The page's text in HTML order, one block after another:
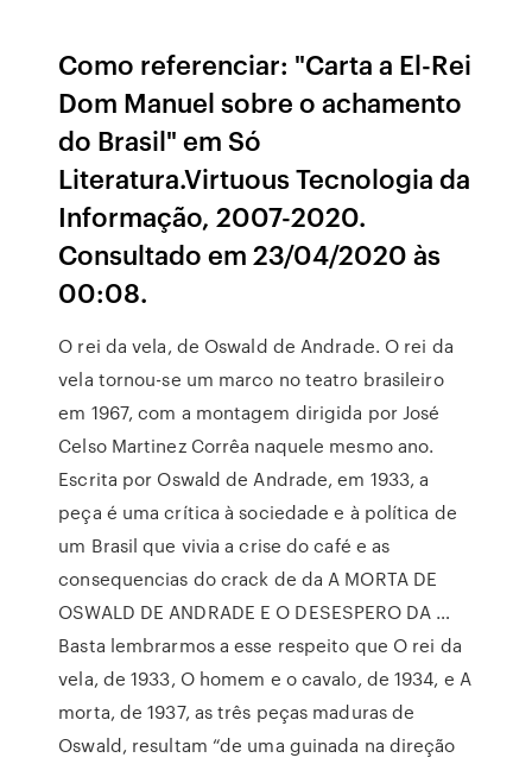
Como referenciar: "Carta a El-Rei
Dom Manuel sobre o achamento
do Brasil" em Só
Literatura.Virtuous Tecnologia da
Informação, 2007-2020.
Consultado em 23/04/2020 às
00:08.
O rei da vela, de Oswald de Andrade. O rei da
vela tornou-se um marco no teatro brasileiro
em 1967, com a montagem dirigida por José
Celso Martinez Corrêa naquele mesmo ano.
Escrita por Oswald de Andrade, em 1933, a
peça é uma crítica à sociedade e à política de
um Brasil que vivia a crise do café e as
consequencias do crack de da A MORTA DE
OSWALD DE ANDRADE E O DESESPERO DA …
Basta lembrarmos a esse respeito que O rei da
vela, de 1933, O homem e o cavalo, de 1934, e A
morta, de 1937, as três peças maduras de
Oswald, resultam “de uma guinada na direção